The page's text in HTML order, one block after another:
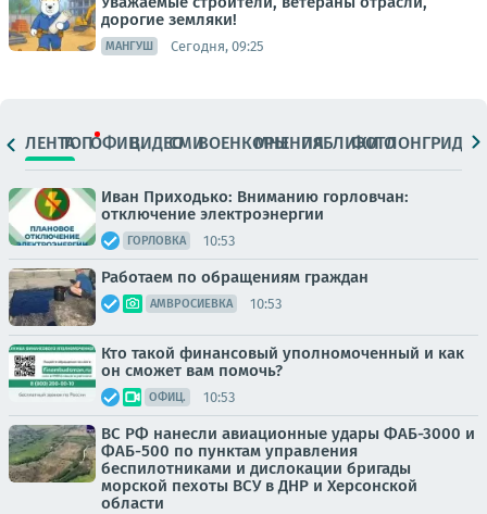
дорогие земляки!
МАНГУШ Сегодня, 09:25
ЛЕНТАТОПОФИЦ.ВИДЕОСМИВОЕНКОРЫМНЕНИЯПАБЛИКИ
ФОТОЛОНГРИДЫ
Иван Приходько: Вниманию горловчан:
отключение электроэнергии
ГОРЛОВКА 10:53
Работаем по обращениям граждан
АМВРОСИЕВКА 10:53
Кто такой финансовый уполномоченный и как
он сможет вам помочь?
ОФИЦ. 10:53
ВС РФ нанесли авиационные удары ФАБ-3000 и
ФАБ-500 по пунктам управления
беспилотниками и дислокации бригады
морской пехоты ВСУ в ДНР и Херсонской
области